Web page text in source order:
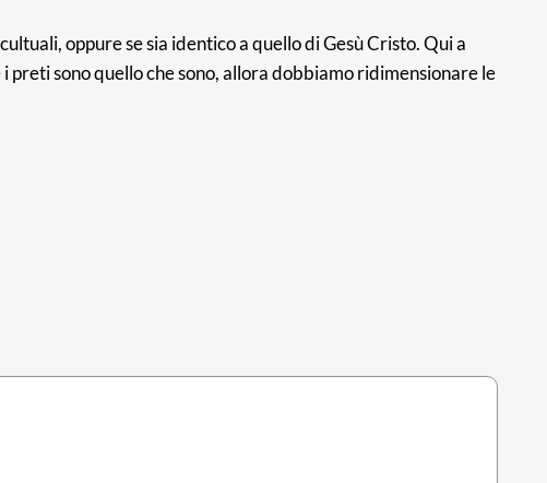
oppure se sia identico a quello di Gesù Cristo. Qui a
sono quello che sono, allora dobbiamo ridimensionare le